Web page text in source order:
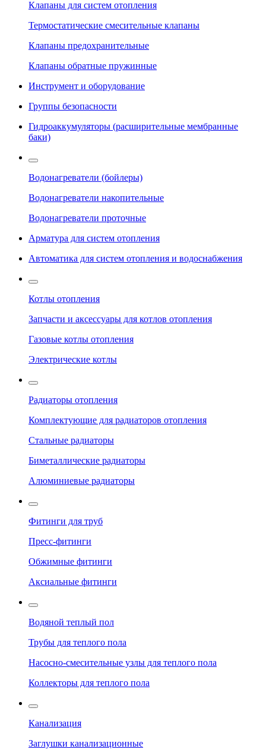
Клапаны для систем отопления
Термостатические смесительные клапаны
Клапаны предохранительные
Клапаны обратные пружинные
Инструмент и оборудование
Группы безопасности
Гидроаккумуляторы (расширительные мембранные
баки)
Водонагреватели (бойлеры)
Водонагреватели накопительные
Водонагреватели проточные
Арматура для систем отопления
Автоматика для систем отопления и водоснабжения
Котлы отопления
Запчасти и аксессуары для котлов отопления
Газовые котлы отопления
Электрические котлы
Радиаторы отопления
Комплектующие для радиаторов отопления
Стальные радиаторы
Биметаллические радиаторы
Алюминиевые радиаторы
Фитинги для труб
Пресс-фитинги
Обжимные фитинги
Аксиальные фитинги
Водяной теплый пол
Трубы для теплого пола
Насосно-смесительные узлы для теплого пола
Коллекторы для теплого пола
Канализация
Заглушки канализационные